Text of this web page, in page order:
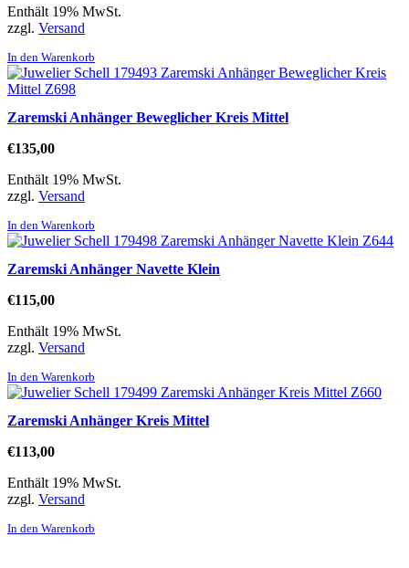
Enthält 19% MwSt.
zzgl. Versand
In den Warenkorb
Zaremski Anhänger Beweglicher Kreis Mittel
€135,00
Enthält 19% MwSt.
zzgl. Versand
In den Warenkorb
Zaremski Anhänger Navette Klein
€115,00
Enthält 19% MwSt.
zzgl. Versand
In den Warenkorb
Zaremski Anhänger Kreis Mittel
€113,00
Enthält 19% MwSt.
zzgl. Versand
In den Warenkorb